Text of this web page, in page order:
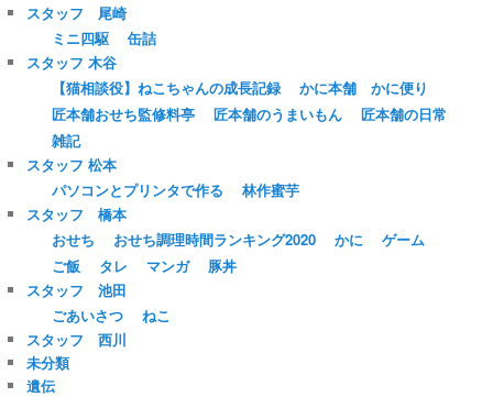
スタッフ 尾崎
ミニ四駆
缶詰
スタッフ 木谷
【猫相談役】ねこちゃんの成長記録
かに本舗 かに便り
匠本舗おせち監修料亭
匠本舗のうまいもん
匠本舗の日常
雑記
スタッフ 松本
パソコンとプリンタで作る
林作蜜芋
スタッフ 橋本
おせち
おせち調理時間ランキング2020 かに
ゲーム
ご飯
タレ マンガ
豚丼
スタッフ 池田
ごあいさつ
ねこ
スタッフ 西川
未分類
遺伝